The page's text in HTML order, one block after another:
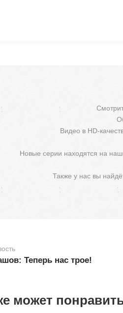
Видео в HD-
Новые серии находятся на
Также у нас вы
Теперь нас трое!
может